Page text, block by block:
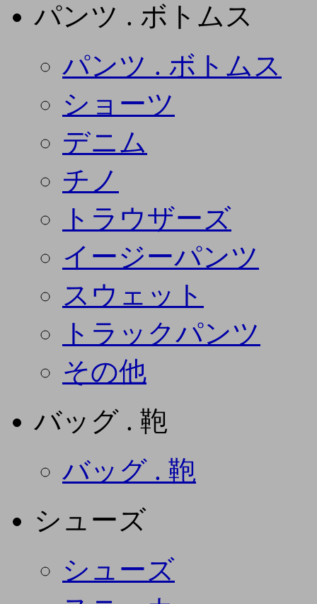
パンツ . ボトムス
パンツ . ボトムス
ショーツ
デニム
チノ
トラウザーズ
イージーパンツ
スウェット
トラックパンツ
その他
バッグ . 鞄
バッグ . 鞄
シューズ
シューズ